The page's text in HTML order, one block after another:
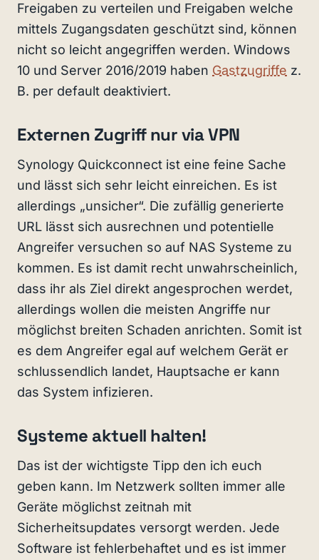
Freigaben zu verteilen und Freigaben welche
mittels Zugangsdaten geschützt sind, können
nicht so leicht angegriffen werden. Windows
10 und Server 2016/2019 haben Gastzugriffe z.
B. per default deaktiviert.
Externen Zugriff nur via VPN
Synology Quickconnect ist eine feine Sache
und lässt sich sehr leicht einreichen. Es ist
allerdings „unsicher“. Die zufällig generierte
URL lässt sich ausrechnen und potentielle
Angreifer versuchen so auf NAS Systeme zu
kommen. Es ist damit recht unwahrscheinlich,
dass ihr als Ziel direkt angesprochen werdet,
allerdings wollen die meisten Angriffe nur
möglichst breiten Schaden anrichten. Somit ist
es dem Angreifer egal auf welchem Gerät er
schlussendlich landet, Hauptsache er kann
das System infizieren.
Systeme aktuell halten!
Das ist der wichtigste Tipp den ich euch
geben kann. Im Netzwerk sollten immer alle
Geräte möglichst zeitnah mit
Sicherheitsupdates versorgt werden. Jede
Software ist fehlerbehaftet und es ist immer